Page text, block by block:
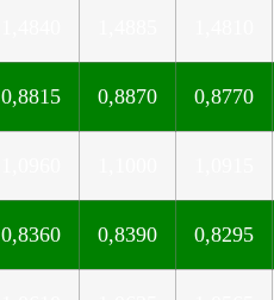
0,8815 0,8870 0,8770
0,8360 0,8390 0,8295